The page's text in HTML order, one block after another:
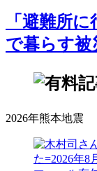
「避難所
で暮らす被
2026年熊本地震